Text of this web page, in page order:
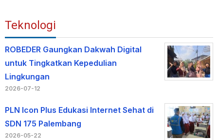
Teknologi
ROBEDER Gaungkan Dakwah Digital
untuk Tingkatkan Kepedulian
Lingkungan
2026-07-12
PLN Icon Plus Edukasi Internet Sehat di
SDN 175 Palembang
2026-05-22